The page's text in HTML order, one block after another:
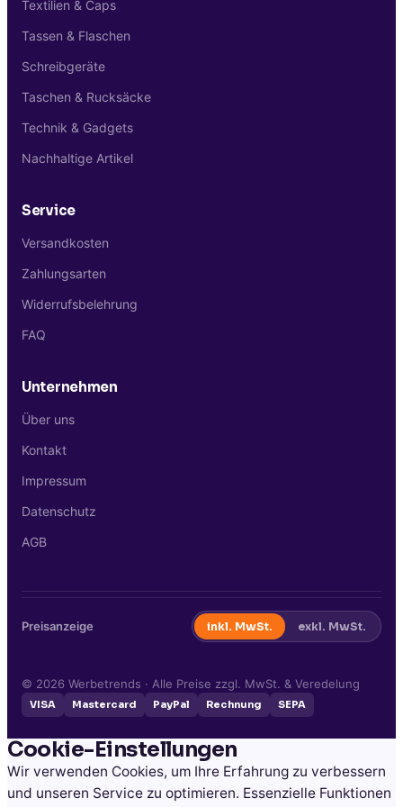
Textilien & Caps
Tassen & Flaschen
Schreibgeräte
Taschen & Rucksäcke
Technik & Gadgets
Nachhaltige Artikel
Service
Versandkosten
Zahlungsarten
Widerrufsbelehrung
FAQ
Unternehmen
Über uns
Kontakt
Impressum
Datenschutz
AGB
Preisanzeige inkl. MwSt. exkl. MwSt.
© 2026 Werbetrends · Alle Preise zzgl. MwSt. & Veredelung
VISA Mastercard PayPal Rechnung SEPA
Cookie-Einstellungen
Wir verwenden Cookies, um Ihre Erfahrung zu verbessern
und unseren Service zu optimieren. Essenzielle Funktionen